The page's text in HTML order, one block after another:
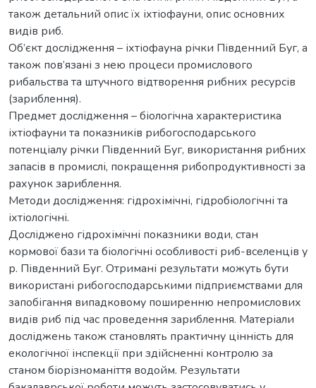
також детальний опис їх іхтіофауни, опис основних
видів риб.
Об’єкт дослідження – іхтіофауна річки Південний Буг, а
також пов’язані з нею процеси промислового
рибальства та штучного відтворення рибних ресурсів
(зариблення).
Предмет дослідження – біологічна характеристика
іхтіофауни та показників рибогосподарського
потенціалу річки Південний Буг, використання рибних
запасів в промислі, покращення рибопродуктивності за
рахунок зариблення.
Методи дослідження: гідрохімічні, гідробіологічні та
іхтіологічні.
Досліджено гідрохімічні показники води, стан
кормової бази та біологічні особливості риб-вселенців у
р. Південний Буг. Отримані результати можуть бути
використані рибогосподарськими підприємствами для
запобігання випадковому поширенню непромислових
видів риб під час проведення зариблення. Матеріали
досліджень також становлять практичну цінність для
екологічної інспекції при здійсненні контролю за
станом біорізноманіття водойм. Результати